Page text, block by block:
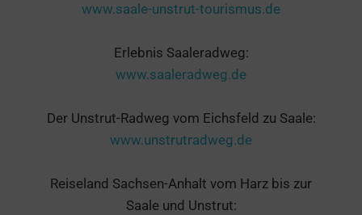
www.saale-unstrut-tourismus.de
Erlebnis Saaleradweg:
www.saaleradweg.de
Der Unstrut-Radweg vom Eichsfeld zu Saale:
www.unstrutradweg.de
Reiseland Sachsen-Anhalt vom Harz bis zur
Saale und Unstrut: